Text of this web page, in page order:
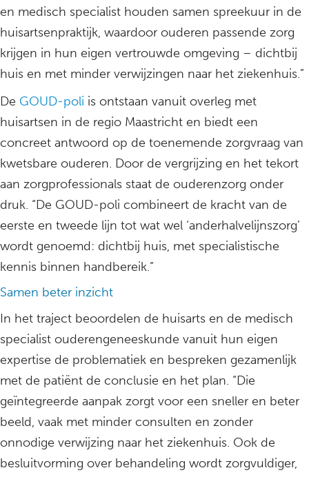
en medisch specialist houden samen spreekuur in de
huisartsenpraktijk, waardoor ouderen passende zorg
krijgen in hun eigen vertrouwde omgeving – dichtbij
huis en met minder verwijzingen naar het ziekenhuis.”
De GOUD-poli is ontstaan vanuit overleg met
huisartsen in de regio Maastricht en biedt een
concreet antwoord op de toenemende zorgvraag van
kwetsbare ouderen. Door de vergrijzing en het tekort
aan zorgprofessionals staat de ouderenzorg onder
druk. “De GOUD-poli combineert de kracht van de
eerste en tweede lijn tot wat wel ‘anderhalvelijnszorg’
wordt genoemd: dichtbij huis, met specialistische
kennis binnen handbereik.”
Samen beter inzicht
In het traject beoordelen de huisarts en de medisch
specialist ouderengeneeskunde vanuit hun eigen
expertise de problematiek en bespreken gezamenlijk
met de patiënt de conclusie en het plan. “Die
geïntegreerde aanpak zorgt voor een sneller en beter
beeld, vaak met minder consulten en zonder
onnodige verwijzing naar het ziekenhuis. Ook de
besluitvorming over behandeling wordt zorgvuldiger,